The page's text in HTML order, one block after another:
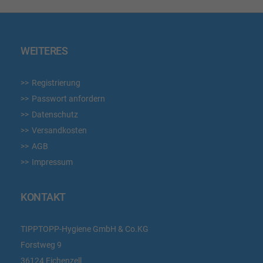
WEITERES
Registrierung
Passwort anfordern
Datenschutz
Versandkosten
AGB
Impressum
KONTAKT
TIPPTOPP-Hygiene GmbH & Co.KG
Forstweg 9
36124 Eichenzell